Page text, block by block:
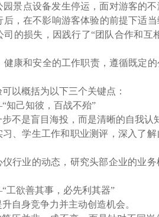
景点设备发生停运，面对游客的
，在不影响游客体验的前提下适
的损失，因践行了“团队合作和互
康和安全的工作职责，遵循既定
以概括为以下三个关键点：
己知彼，百战不殆”
不是盲目海投，而是清晰的自我认
、学生工作和职业测评，深入了
行业的动态，研究头部企业的业
欲善其事，必先利其器”
自身竞争力并主动创造机会。